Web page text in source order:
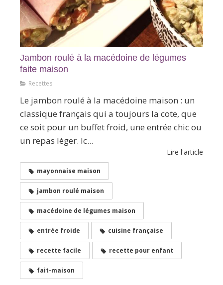
Jambon roulé à la macédoine de légumes
faite maison
Recettes
Le jambon roulé à la macédoine maison : un
classique français qui a toujours la cote, que
ce soit pour un buffet froid, une entrée chic ou
un repas léger. Ic...
Lire l'article
mayonnaise maison
jambon roulé maison
macédoine de légumes maison
entrée froide cuisine française
recette facile recette pour enfant
fait-maison